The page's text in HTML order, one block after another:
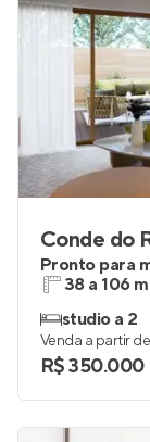
Conde do
Pronto para
38 a 106
studio a 2
Venda a partir de
R$ 350.000